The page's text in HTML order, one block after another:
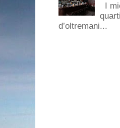
I
d’oltremani...